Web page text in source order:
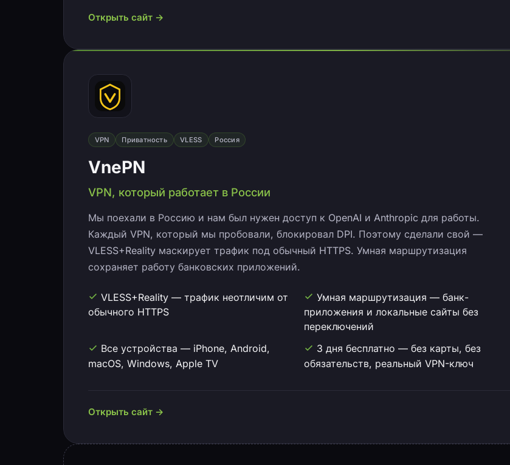
Открыть сайт →
VPN Приватность VLESS Россия
VnePN
VPN, который работает в России
Мы поехали в Россию и нам был нужен доступ к OpenAI и Anthropic для работы.
Каждый VPN, который мы пробовали, блокировал DPI. Поэтому сделали свой —
VLESS+Reality маскирует трафик под обычный HTTPS. Умная маршрутизация
сохраняет работу банковских приложений.
VLESS+Reality — трафик неотличим от
обычного HTTPS
Умная маршрутизация — банк-
приложения и локальные сайты без
переключений
Все устройства — iPhone, Android,
macOS, Windows, Apple TV
3 дня бесплатно — без карты, без
обязательств, реальный VPN-ключ
Открыть сайт →